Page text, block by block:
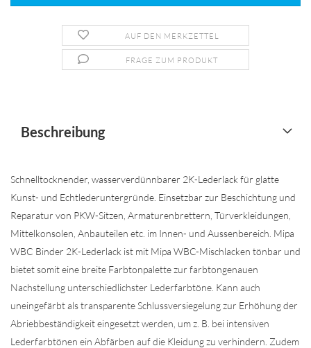
AUF DEN MERKZETTEL
FRAGE ZUM PRODUKT
Beschreibung
Schnelltocknender, wasserverdünnbarer 2K-Lederlack für glatte
Kunst- und Echtlederuntergründe. Einsetzbar zur Beschichtung und
Reparatur von PKW-Sitzen, Armaturenbrettern, Türverkleidungen,
Mittelkonsolen, Anbauteilen etc. im Innen- und Aussenbereich. Mipa
WBC Binder 2K-Lederlack ist mit Mipa WBC-Mischlacken tönbar und
bietet somit eine breite Farbtonpalette zur farbtongenauen
Nachstellung unterschiedlichster Lederfarbtöne. Kann auch
uneingefärbt als transparente Schlussversiegelung zur Erhöhung der
Abriebbeständigkeit eingesetzt werden, um z. B. bei intensiven
Lederfarbtönen ein Abfärben auf die Kleidung zu verhindern. Zudem